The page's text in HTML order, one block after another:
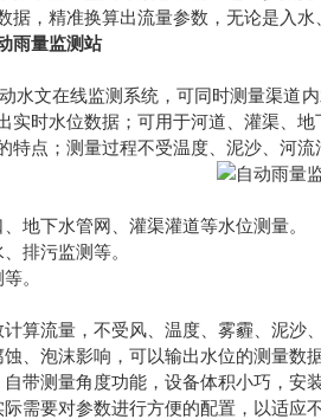
据，精准换算出流量参数，无论是入
雨量监测站
文在线监测系统，可同时测量渠道
实时水位数据；可用于河道、灌渠、
点；测量过程不受温度、泥沙、河流
下水管网、灌渠灌道等水位测量。
排污监测等。
。
流量，不受风、温度、雾霾、泥沙、
泡沫影响，可以输出水位的测量数据
测量角度功能，设备体积小巧，安装
要对参数进行方便的配置，以适应不